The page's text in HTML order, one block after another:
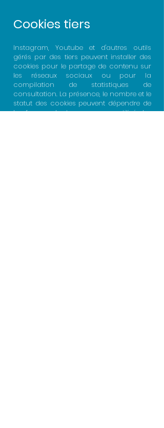
Cookies tiers
Instagram, Youtube et d'autres outils
gérés par des tiers peuvent installer des
cookies pour le partage de contenu sur
les réseaux sociaux ou pour la
compilation de statistiques de
consultation. La présence, le nombre et le
statut des cookies peuvent dépendre de
la façon dont vous avez utilisé les